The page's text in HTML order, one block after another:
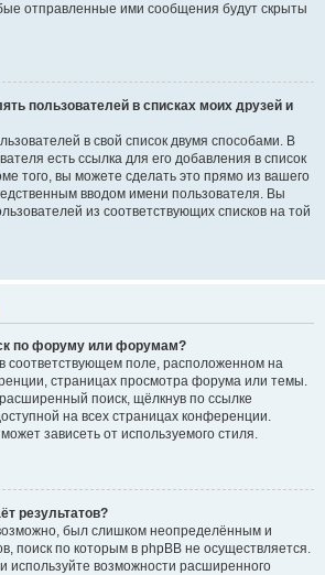
отправленные ими сообщения будут скрыты
пользователей в списках моих друзей и
в свой список двумя способами. В
есть ссылка для его добавления в список
того, вы можете сделать это прямо из вашего
вводом имени пользователя. Вы
из соответствующих списков на той
по форуму или форумам?
соответствующем поле, расположенном на
страницах просмотра форума или темы.
поиск, щёлкнув по ссылке
на всех страницах конференции.
зависеть от используемого стиля.
результатов?
был слишком неопределённым и
поиск по которым в phpBB не осуществляется.
используйте возможности расширенного